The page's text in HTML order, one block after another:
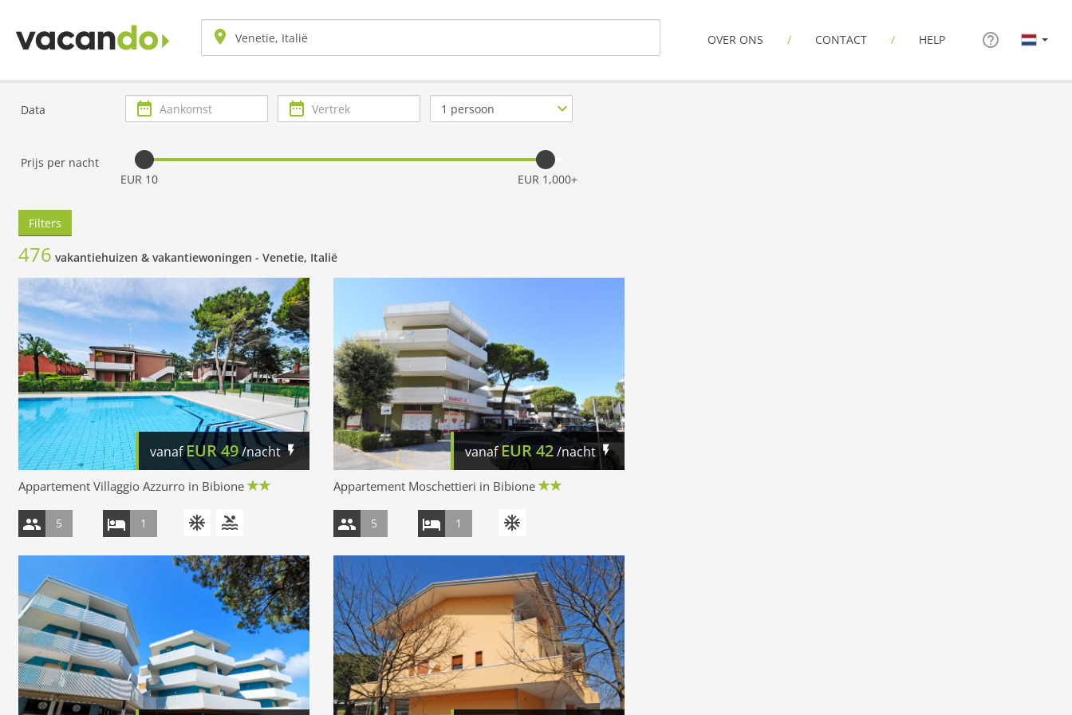
OVER ONS CONTACT HELP
Data Aankomst Vertrek
Aantal
personen
Prijs per nacht
EUR 10
EUR 1,000+
Filters
476 vakantiehuizen & vakantiewoningen - Venetie, Italië
vanafEUR49/nacht
Appartement Villaggio Azzurro in Bibione
5 1
vanafEUR42/nacht
Appartement Moschettieri in Bibione
5 1